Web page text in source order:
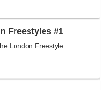
Freestyles #1
London Freestyle